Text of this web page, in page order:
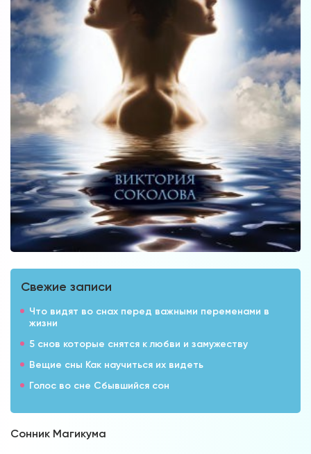
Свежие записи
Что видят во снах перед важными переменами в
жизни
5 снов которые снятся к любви и замужеству
Вещие сны Как научиться их видеть
Голос во сне Сбывшийся сон
Сонник Магикума